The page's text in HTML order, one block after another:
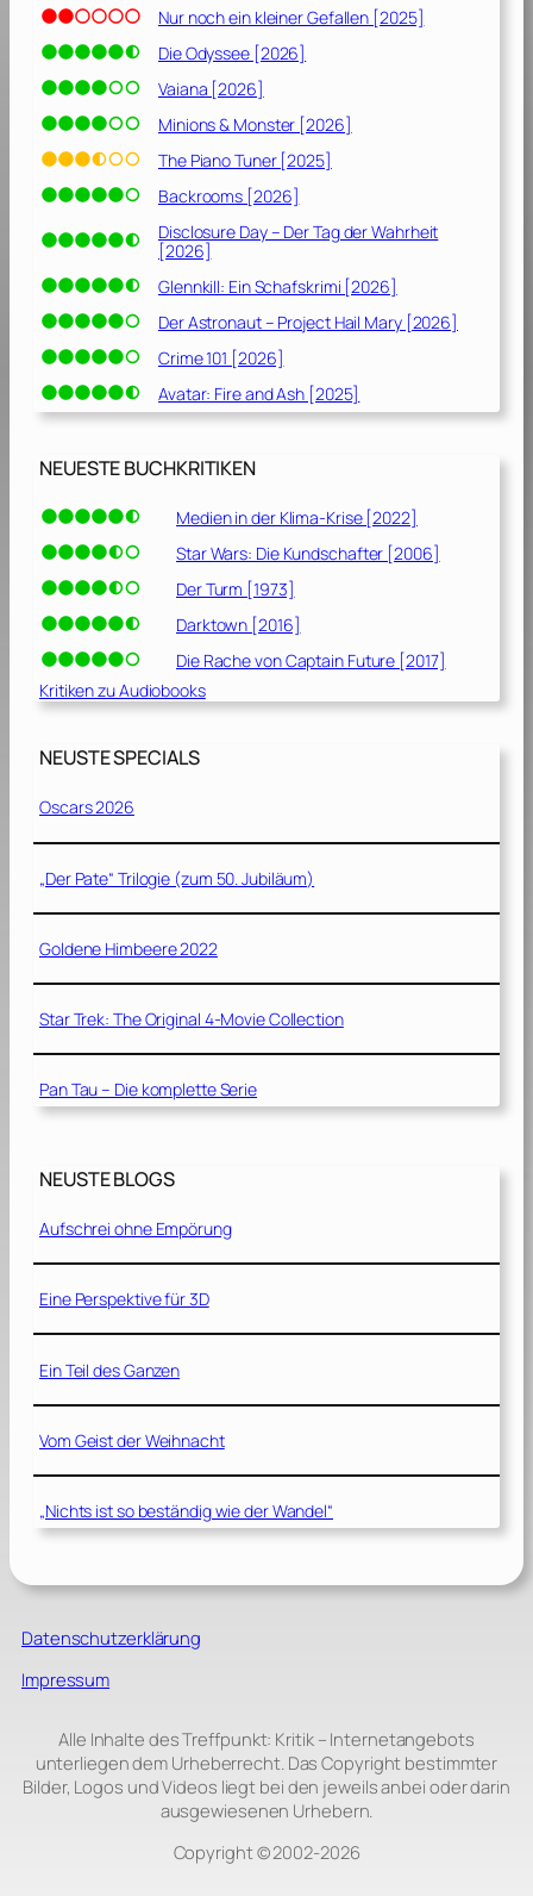
Nur noch ein kleiner Gefallen [2025]
Die Odyssee [2026]
Vaiana [2026]
Minions & Monster [2026]
The Piano Tuner [2025]
Backrooms [2026]
Disclosure Day – Der Tag der Wahrheit
[2026]
Glennkill: Ein Schafskrimi [2026]
Der Astronaut – Project Hail Mary [2026]
Crime 101 [2026]
Avatar: Fire and Ash [2025]
NEUESTE BUCHKRITIKEN
Medien in der Klima-Krise [2022]
Star Wars: Die Kundschafter [2006]
Der Turm [1973]
Darktown [2016]
Die Rache von Captain Future [2017]
Kritiken zu Audiobooks
NEUSTE SPECIALS
Oscars 2026
„Der Pate“ Trilogie (zum 50. Jubiläum)
Goldene Himbeere 2022
Star Trek: The Original 4-Movie Collection
Pan Tau – Die komplette Serie
NEUSTE BLOGS
Aufschrei ohne Empörung
Eine Perspektive für 3D
Ein Teil des Ganzen
Vom Geist der Weihnacht
„Nichts ist so beständig wie der Wandel“
Datenschutzerklärung
Impressum
Alle Inhalte des Treffpunkt: Kritik – Internetangebots
unterliegen dem Urheberrecht. Das Copyright bestimmter
Bilder, Logos und Videos liegt bei den jeweils anbei oder darin
ausgewiesenen Urhebern.
Copyright © 2002‑2026